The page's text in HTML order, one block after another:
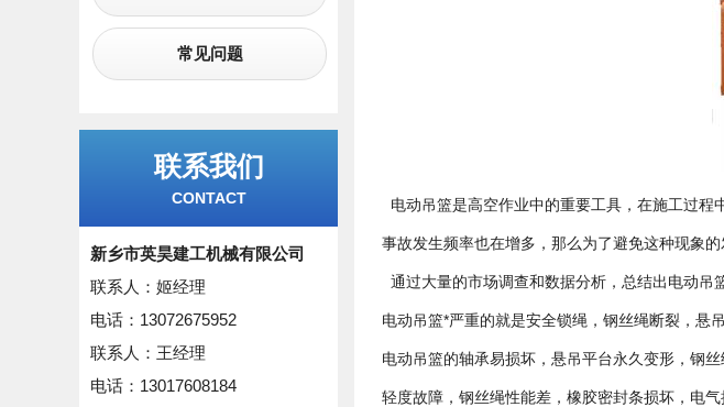
常见问题
联系我们
CONTACT
新乡市英昊建工机械有限公司
联系人：姬经理
电话：13072675952
联系人：王经理
电话：13017608184
电动吊篮是高空作业中的重要工具，在施工过程
事故发生频率也在增多，那么为了避免这种现象
通过大量的市场调查和数据分析，总结出电动吊
电动吊篮*严重的就是安全锁绳，钢丝绳断裂，悬
电动吊篮的轴承易损坏，悬吊平台永久变形，钢丝
轻度故障，钢丝绳性能差，橡胶密封条损坏，电气